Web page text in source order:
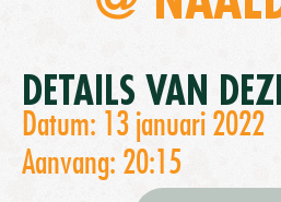
DETAILS VAN
Datum: 13 januari 2022
Aanvang: 20:15